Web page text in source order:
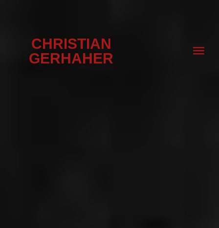
CHRISTIAN
GERHAHER